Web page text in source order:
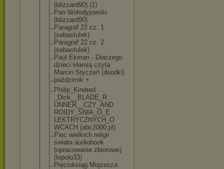
(blizzard90) (1)
Pan Wołodyjowski
(blizzard90)
Paragraf 22 cz. 1
(sebastulek)
Paragraf 22 cz. 2
(sebastulek)
Paul Ekman - Dlaczego
dzieci kłamią czyta
Marcin Styczeń (doodki)
paździrnik +
Philip_Kindred
_Dick__BLADE_R
UNNER__CZY_AND
ROIDY_SNIA_O_E
LEKTRYCZNYCH_O
WCACH (abc2000.pl)
Piec wielkich religii
swiata audiobook
(opracowanie zbiorowe)
(lopolo33)
Pięcioksiąg Mojzesza